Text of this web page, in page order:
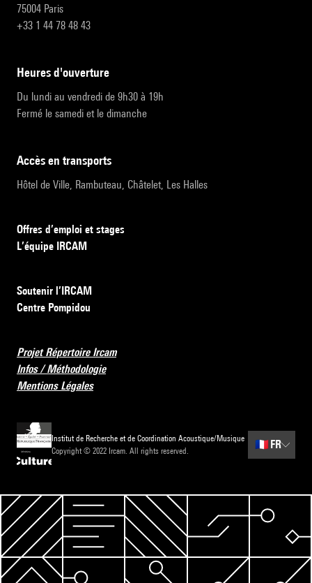
75004 Paris
+33 1 44 78 48 43
heures d'ouverture
Du lundi au vendredi de 9h30 à 19h
Fermé le samedi et le dimanche
accès en transports
Hôtel de Ville, Rambuteau, Châtelet, Les Halles
Offres d’emploi et stages
L’équipe IRCAM
Soutenir l’IRCAM
Centre Pompidou
Projet Répertoire Ircam
Infos / Méthodologie
Mentions Légales
Institut de Recherche et de Coordination Acoustique/Musique
Copyright © 2022 Ircam. All rights reserved.
🇫🇷 FR